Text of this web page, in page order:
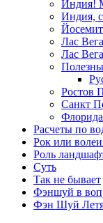
Индия!
Индия,
Лас
Лас
Ростов
Санкт
Расчеты по
Рок или
Роль
Суть
Так не бывает
Фэншуй в
Фэн Шуй